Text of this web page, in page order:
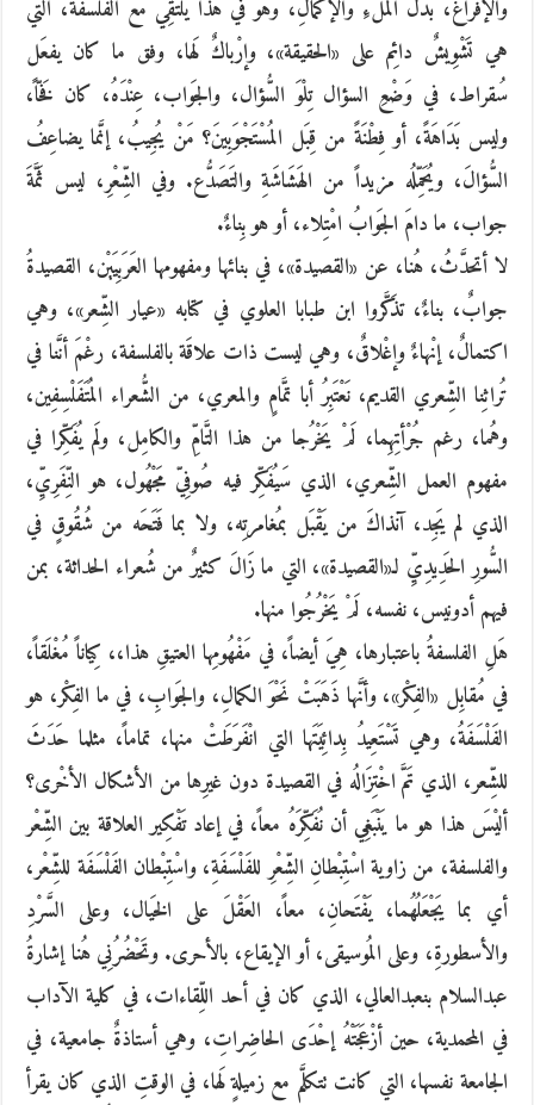
والإفراغ، بدل المَلْءِ والإكْمالِ، وهو في هذا يلْتَقِي مع الفلسَفَة، التي
هي تَشْوِيشٌ دائِم على «الحقيقة»، وإرْباكٌ لَها، وفق ما كان يفعَل
سُقراط، في وَضْعِ السؤال تِلْوَ السُّؤال، والجَواب، عِنْدَهُ، كان فَخّاً،
وليس بَدَاهَةً، أو فِطْنَةً من قِبَل المُسْتَجْوَبِينَ؟ مَنْ يُجِيبُ، إنَّما يضاعِفُ
السُّؤالَ، ويُحَمِّلُه مزيداً من الهَشَاشَةِ والتَصَدُّع. وفي الشِّعْرِ، ليس ثَمَّةَ
جواب، ما دامَ الجَوابُ امْتِلاء، أو هو بِناءٌ.
لا أتحدَّثُ، هُنا، عن «القصيدة»، في بنائها ومفهومها العَرَبِيَيْن، القصيدةُ
جوابٌ، بناءٌ، تذَكَّروا ابن طبابا العلوي في كتابه «عيار الشِّعر»، وهي
اكتمالٌ، إنْهاءٌ وإغْلاقٌ، وهي ليست ذات علاقَة بالفلسفة، رغْمَ أنَّنا في
تُراثِنا الشِّعري القديم، نَعْتَبِرُ أبا تمَّامٍ والمعري، من الشُّعراء المُتَفَلْسِفِين،
وهُما، رغم جُرْأتِهِما، لَمْ يَخْرُجا من هذا التَّامِّ والكامِل، ولَم يُفَكِّرا في
مفهوم العمل الشِّعري، الذي سَيُفَكِّر فيه صُوفِيّ مَجْهُول، هو النِّفَرِيِّ،
الذي لم يَجِد، آنذاكَ من يَقْبَل بمُغامرتِه، ولا بما فَتَحَه من شُقُوقٍ في
السُّورِ الحَدِيدِيِّ لـ«القصيدة»، التي ما زَالَ كثيرٌ من شُعراء الحداثة، بمن
فيهم أدونيس، نفسه، لَمْ يَخْرُجُوا منها.
هَلِ الفلسفةُ باعتبارها، هِيَ أيضاً، في مَفْهُومِها العتيقِ هذا،، كِياناً مُغْلَقاً،
في مُقابِل «الفِكْر»، وأنَّها ذَهَبَتْ نَحْوَ الكمالِ، والجَوابِ، في ما الفِكْر، هو
الفَلْسَفَةُ، وهي تَسْتَعِيدُ بِدائِيَتَها التي انْفَرَطَتْ منها، تماماً، مثلما حَدَثَ
للشِّعر، الذي تَمَّ اخْتِزَالُه في القصيدة دون غيرِها من الأشكال الأخْرى؟
أليْسَ هذا هو ما يَنْبَغِي أن نُفَكِّرَهُ معاً، في إعاد تَفْكِير العلاقة بين الشِّعْر
والفلسفة، من زاوية اسْتِبْطانِ الشِّعْرِ للفَلْسَفَةِ، واسْتِبْطان الفَلْسَفَة للشِّعْر،
أي بما يَجْعَلُهُما، يَفْتَحانِ، معاً، العَقْلَ على الخَيال، وعلى السَّرْدِ
والأسطورةِ، وعلى المُوسيقى، أو الإيقاع، بالأحرى. وتَحْضُرُنِي هُنا إشارةُ
عبدالسلام بنعبدالعالي، الذي كان في أحد اللِّقاءات، في كلية الآداب
في المحمدية، حين أزْعَجَتْهُ إحْدَى الحاضِراتِ، وهي أستاذةٌ جامعية، في
الجامعة نفسها، التي كانت تتكلَّم مع زميلةٍ لَها، في الوقتِ الذي كان يقرأ